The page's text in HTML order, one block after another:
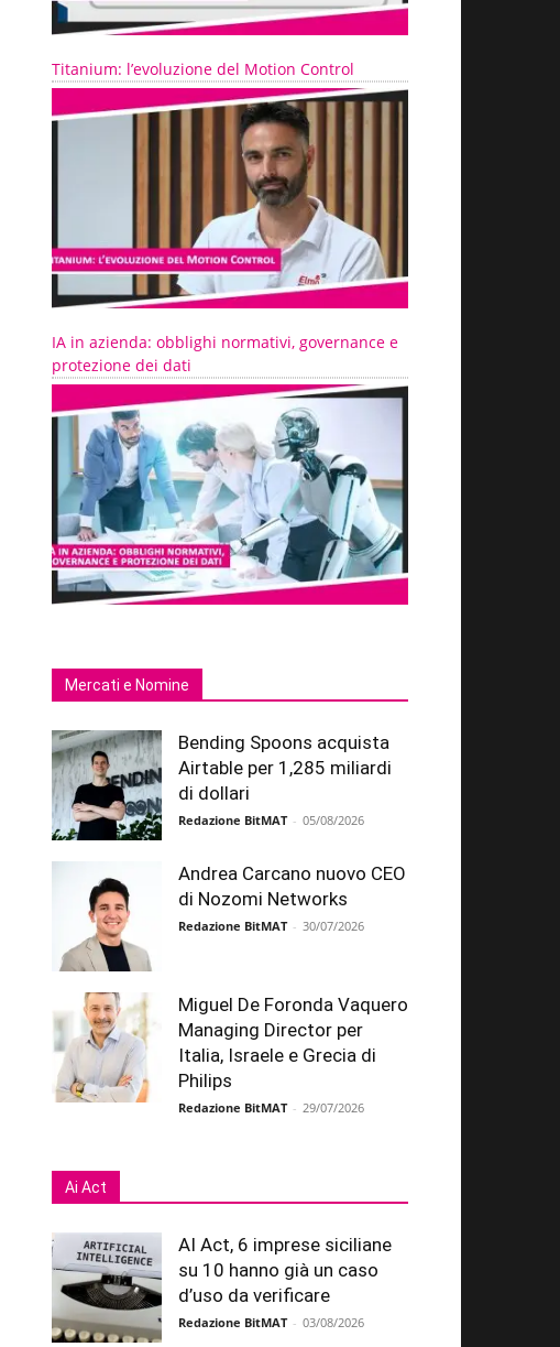
Titanium: l’evoluzione del Motion Control
IA in azienda: obblighi normativi, governance e
protezione dei dati
Mercati e Nomine
Bending Spoons acquista
Airtable per 1,285 miliardi
di dollari
Redazione BitMAT - 05/08/2026
Andrea Carcano nuovo CEO
di Nozomi Networks
Redazione BitMAT - 30/07/2026
Miguel De Foronda Vaquero
Managing Director per
Italia, Israele e Grecia di
Philips
Redazione BitMAT - 29/07/2026
Ai Act
AI Act, 6 imprese siciliane
su 10 hanno già un caso
d’uso da verificare
Redazione BitMAT - 03/08/2026